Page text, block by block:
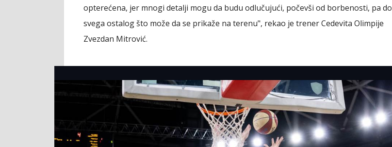
opterećena, jer mnogi detalji mogu da budu odlučujući, počevši od borbenosti, pa do
svega ostalog što može da se prikaže na terenu", rekao je trener Cedevita Olimpije
Zvezdan Mitrović.